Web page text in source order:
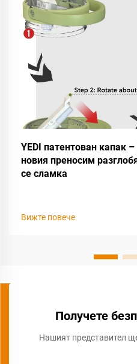
YEDI патентован капак
новия преносим
се сламка
Вижте повече
Получете
Нашият представител